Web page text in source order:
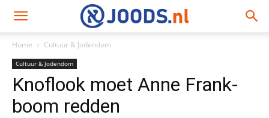
Home Cultuur & Jodendom
Cultuur & Jodendom
Knoflook moet Anne Frank-
boom redden